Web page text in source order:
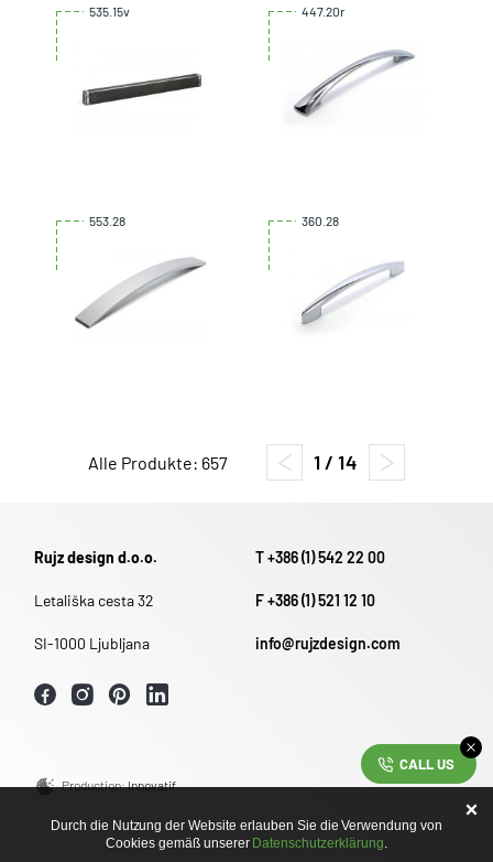
535.15v 447.20r
553.28 360.28
Alle Produkte: 657 1 / 14
Rujz design d.o.o.
Letališka cesta 32
SI-1000 Ljubljana
T +386 (1) 542 22 00
F +386 (1) 521 12 10
info@rujzdesign.com
Production:Innovatif
CALL US
Durch die Nutzung der Website erlauben Sie die Verwendung von
Cookies gemäß unserer Datenschutzerklärung.